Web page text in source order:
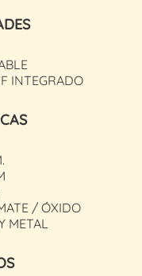
INTEGRADO
/ ÓXIDO
METAL